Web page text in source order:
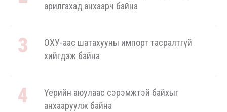
арилгахад анхаарч байна
ОХУ-аас шатахууны импорт тасралтгүй
хийгдэж байна
Үерийн аюулаас сэрэмжтэй байхыг
анхааруулж байна